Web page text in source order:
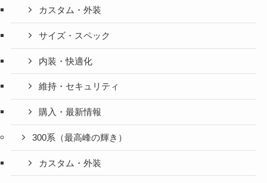
カスタム・外装
サイズ・スペック
内装・快適化
維持・セキュリティ
購入・最新情報
300系（最高峰の輝き）
カスタム・外装